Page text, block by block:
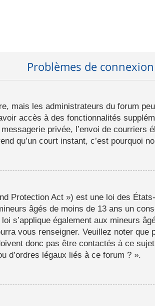
Problèmes de
mais les administrateurs du forum
accès à des fonctionnalités
privée, l’envoi de
qu’un court instant, c’est pourquoi
Protection Act ») est une loi des
âgés de moins de 13 ans un
s’applique également aux mineurs
vous renseigner. Veuillez noter
donc pas être contactés à ce
d’ordres légaux liés à ce forum ? ».